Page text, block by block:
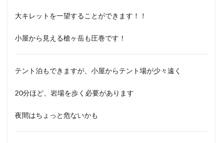
大キレットを一望することができます！！
小屋から見える槍ヶ岳も圧巻です！
テント泊もできますが、小屋からテント場が少々遠く
20分ほど、岩場を歩く必要があります
夜間はちょっと危ないかも